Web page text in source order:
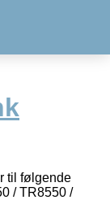
til følgende
/ TR8550 /